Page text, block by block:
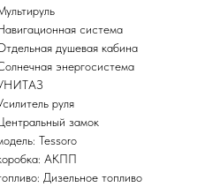
система
душевая кабина
энергосистема
руля
замок
Tessoro
АКПП
Дизельное топливо